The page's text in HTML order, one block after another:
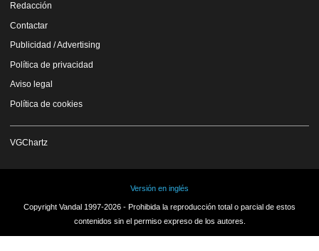
Redacción
Contactar
Publicidad / Advertising
Política de privacidad
Aviso legal
Política de cookies
VGChartz
Versión en inglés
Copyright Vandal 1997-2026 - Prohibida la reproducción total o parcial de estos
contenidos sin el permiso expreso de los autores.